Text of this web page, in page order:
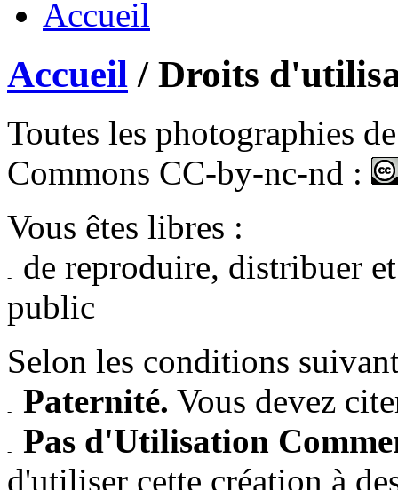
Accueil / Droits
Toutes les photographies
Commons CC-by-nc-nd :
Vous êtes libres :
de reproduire, distribuer
public
Selon les conditions
Paternité. Vous devez
Pas d'Utilisation
d'utiliser cette création à